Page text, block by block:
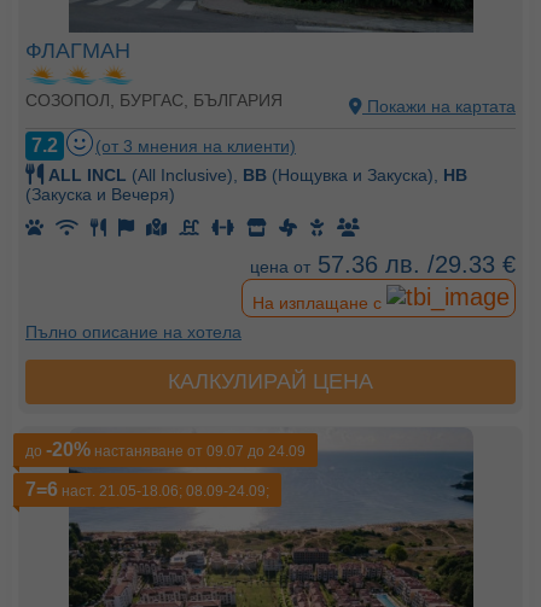
ФЛАГМАН
СОЗОПОЛ, БУРГАС, БЪЛГАРИЯ Покажи на картата
7.2
(от 3 мнения на клиенти)
ALL INCL (All Inclusive), BB (Нощувка и Закуска), HB
(Закуска и Вечеря)
цена от 57.36 лв. /29.33 €
На изплащане с
Пълно описание на хотела
КАЛКУЛИРАЙ ЦЕНА
до -20% настаняване от 09.07 до 24.09
7=6 наст. 21.05-18.06; 08.09-24.09;